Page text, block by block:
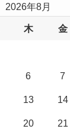
2026年8月
木 金
6 7
13 14
20 21